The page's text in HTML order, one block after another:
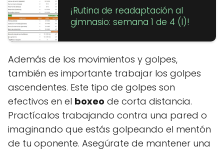
¡Rutina de readaptación al
gimnasio: semana 1 de 4 (I)!
Además de los movimientos y golpes,
también es importante trabajar los golpes
ascendentes. Este tipo de golpes son
efectivos en el boxeo de corta distancia.
Practícalos trabajando contra una pared o
imaginando que estás golpeando el mentón
de tu oponente. Asegúrate de mantener una